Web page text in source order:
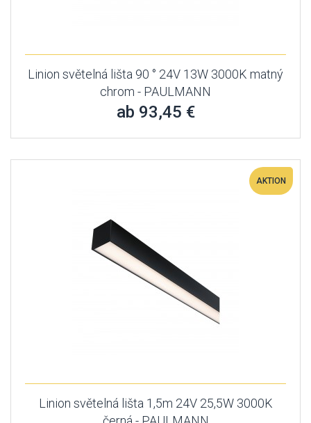
Linion světelná lišta 90 ° 24V 13W 3000K matný
chrom - PAULMANN
ab 93,45 €
AKTION
Linion světelná lišta 1,5m 24V 25,5W 3000K